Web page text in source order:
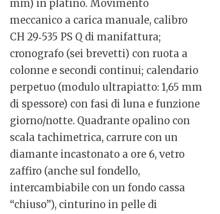
mm) in platino. Movimento
meccanico a carica manuale, calibro
CH 29‑535 PS Q di manifattura;
cronografo (sei brevetti) con ruota a
colonne e secondi continui; calendario
perpetuo (modulo ultrapiatto: 1,65 mm
di spessore) con fasi di luna e funzione
giorno/notte. Quadrante opalino con
scala tachimetrica, carrure con un
diamante incastonato a ore 6, vetro
zaffiro (anche sul fondello,
intercambiabile con un fondo cassa
“chiuso”), cinturino in pelle di